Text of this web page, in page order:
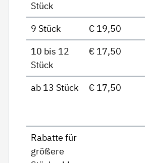
Stück
9 Stück € 19,50
10 bis 12
Stück
€ 17,50
ab 13 Stück € 17,50
Rabatte für
größere